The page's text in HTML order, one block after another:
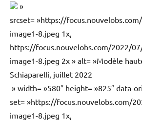
»
srcset= »https://
image1-8.jpeg 1x,
https://focus.nouvelobs.com/2022/
image1-8.jpeg 2x » alt= »Modèle
Schiaparelli, juillet 2022
» width= »580″ height= »825″ data-
set= »https://focus.nouvelobs.com/
image1-8.jpeg 1x,